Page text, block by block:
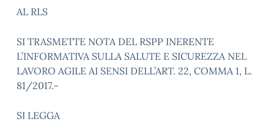
AL RLS
SI TRASMETTE NOTA DEL RSPP INERENTE
L’INFORMATIVA SULLA SALUTE E SICUREZZA NEL
LAVORO AGILE AI SENSI DELL’ART. 22, COMMA 1, L.
81/2017.-
SI LEGGA